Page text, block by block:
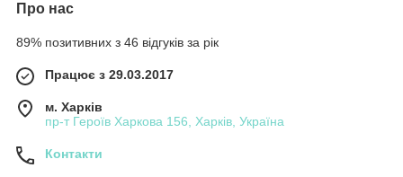
Про нас
89% позитивних з 46 відгуків за рік
Працює з 29.03.2017
м. Харків
пр-т Героїв Харкова 156, Харків, Україна
Контакти